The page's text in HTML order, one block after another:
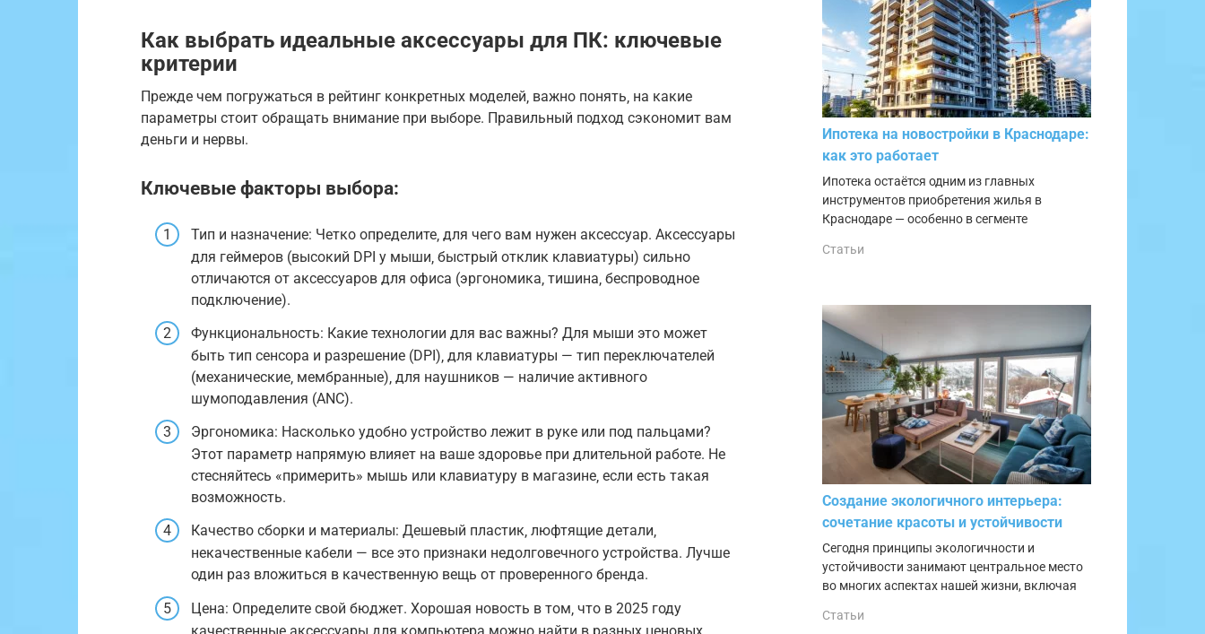
Как выбрать идеальные аксессуары для ПК: ключевые
критерии
Прежде чем погружаться в рейтинг конкретных моделей‚ важно понять‚ на какие
параметры стоит обращать внимание при выборе. Правильный подход сэкономит вам
деньги и нервы.
Ключевые факторы выбора:
Тип и назначение: Четко определите‚ для чего вам нужен аксессуар. Аксессуары
для геймеров (высокий DPI у мыши‚ быстрый отклик клавиатуры) сильно
отличаются от аксессуаров для офиса (эргономика‚ тишина‚ беспроводное
подключение).
Функциональность: Какие технологии для вас важны? Для мыши это может
быть тип сенсора и разрешение (DPI)‚ для клавиатуры — тип переключателей
(механические‚ мембранные)‚ для наушников — наличие активного
шумоподавления (ANC).
Эргономика: Насколько удобно устройство лежит в руке или под пальцами?
Этот параметр напрямую влияет на ваше здоровье при длительной работе. Не
стесняйтесь «примерить» мышь или клавиатуру в магазине‚ если есть такая
возможность.
Качество сборки и материалы: Дешевый пластик‚ люфтящие детали‚
некачественные кабели — все это признаки недолговечного устройства. Лучше
один раз вложиться в качественную вещь от проверенного бренда.
Цена: Определите свой бюджет. Хорошая новость в том‚ что в 2025 году
качественные аксессуары для компьютера можно найти в разных ценовых
Ипотека на новостройки в Краснодаре:
как это работает
Ипотека остаётся одним из главных
инструментов приобретения жилья в
Краснодаре — особенно в сегменте
Статьи
Создание экологичного интерьера:
сочетание красоты и устойчивости
Сегодня принципы экологичности и
устойчивости занимают центральное место
во многих аспектах нашей жизни, включая
Статьи